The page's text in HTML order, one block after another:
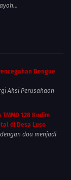
Dengue
Aksi Perusahaan
128 Kodim
di Desa Luso
doa menjadi